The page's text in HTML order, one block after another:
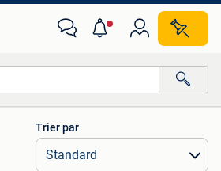
Toutes les distances…
Trier par